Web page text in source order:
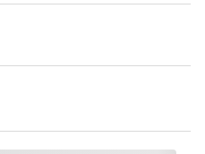
チーズケーキに仕上げ、し
じっくりと焼きあげまし